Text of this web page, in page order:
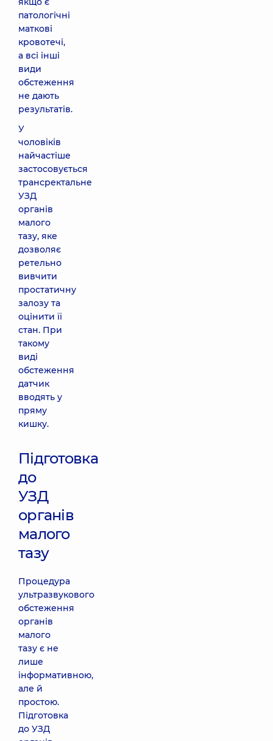
патологічні
маткові
кровотечі,
а всі інші
види
обстеження
не дають
результатів.
У
чоловіків
найчастіше
застосовується
трансректальне
УЗД
органів
малого
тазу, яке
дозволяє
ретельно
вивчити
простатичну
залозу та
оцінити її
стан. При
такому
виді
обстеження
датчик
вводять у
пряму
кишку.
Підготовка
до
УЗД
органів
малого
тазу
Процедура
ультразвукового
обстеження
органів
малого
тазу є не
лише
інформативною,
але й
простою.
Підготовка
до УЗД